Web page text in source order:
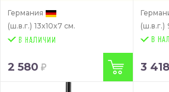
Германия
(ш.в.г.) 13x10x7 см.
2 580
(ш.в.г.)
В
3 418